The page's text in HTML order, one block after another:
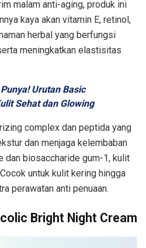
malam anti-aging, produk ini
kaya akan vitamin E, retinol,
herbal yang berfungsi
meningkatkan elastisitas
Urutan Basic
Sehat dan Glowing
complex dan peptida yang
dan menjaga kelembaban
dan biosaccharide gum-1, kulit
untuk kulit kering hingga
perawatan anti penuaan.
Bright Night Cream